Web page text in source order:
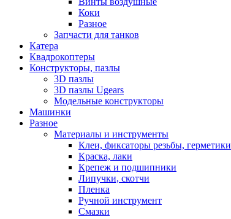
Коки
Разное
Запчасти для танков
Катера
Квадрокоптеры
Конструкторы, пазлы
3D пазлы
3D пазлы Ugears
Модельные конструкторы
Машинки
Разное
Материалы и инструменты
Клеи, фиксаторы резьбы, герметики
Краска, лаки
Крепеж и подшипники
Липучки, скотчи
Пленка
Ручной инструмент
Смазки